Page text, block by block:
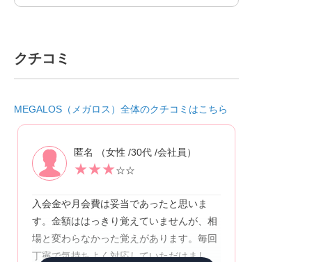
クチコミ
MEGALOS（メガロス）全体のクチコミはこちら
匿名 （女性 /30代 /会社員）
★★★☆☆
入会金や月会費は妥当であったと思いま
す。金額ははっきり覚えていませんが、相
場と変わらなかった覚えがあります。毎回
丁寧で気持ちよく対応していただけまし